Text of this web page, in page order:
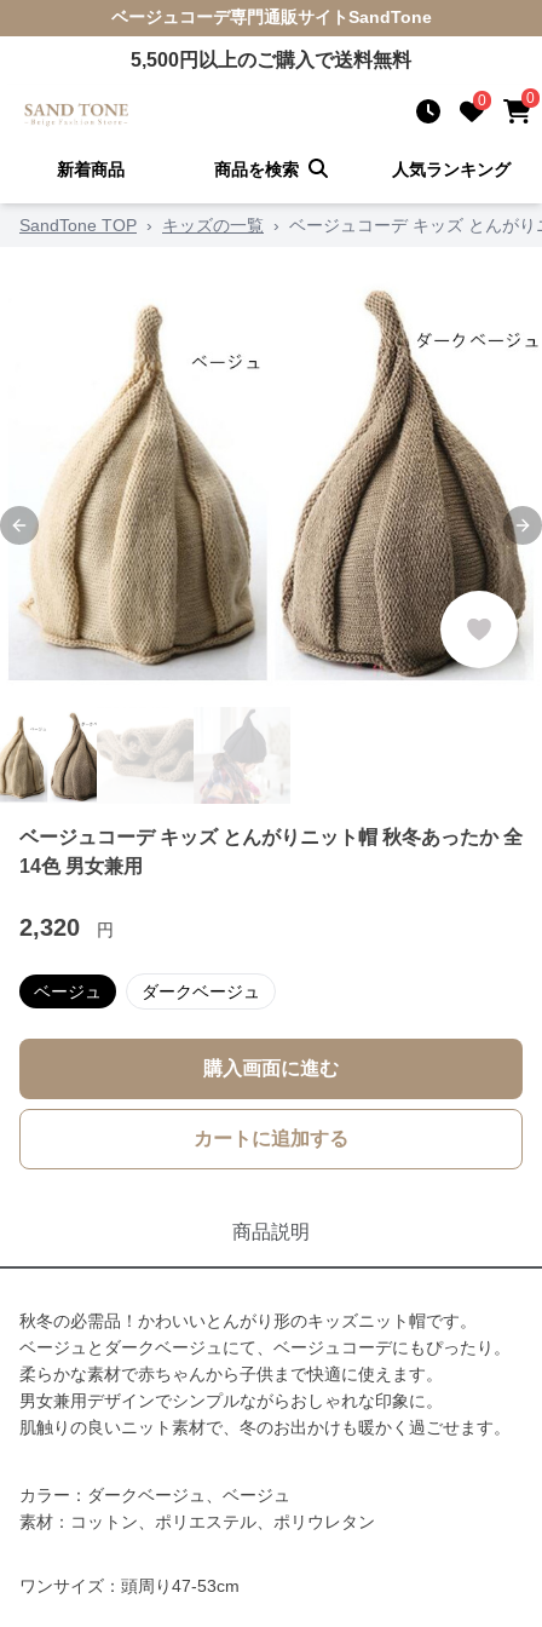
ベージュコーデ専門通販サイトSandTone
5,500円以上のご購入で送料無料
0 0
新着商品 商品を検索 人気ランキング
SandTone TOP › キッズの一覧 › ベージュコーデ キッズ とんが
Previous slide
ベージュコーデ キッズ とんがりニット帽 秋冬あったか 全
14色 男女兼用
2,320 円
ベージュ ダークベージュ
購入画面に進む
カートに追加する
商品説明
秋冬の必需品！かわいいとんがり形のキッズニット帽です。
ベージュとダークベージュにて、ベージュコーデにもぴったり。
柔らかな素材で赤ちゃんから子供まで快適に使えます。
男女兼用デザインでシンプルながらおしゃれな印象に。
肌触りの良いニット素材で、冬のお出かけも暖かく過ごせます。
カラー：ダークベージュ、ベージュ
素材：コットン、ポリエステル、ポリウレタン
ワンサイズ：頭周り47-53cm